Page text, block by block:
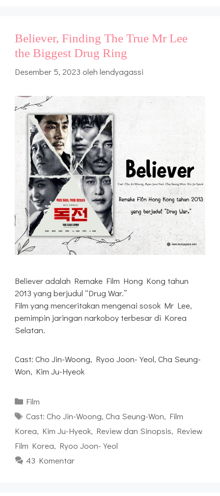
Believer, Finding The True Mr Lee
the Biggest Drug Ring
Desember 5, 2023 oleh lendyagassi
Believer adalah Remake Film Hong Kong tahun
2013 yang berjudul “Drug War.”
Film yang menceritakan mengenai sosok Mr Lee,
pemimpin jaringan narkoboy terbesar di Korea
Selatan.
Cast: Cho Jin-Woong, Ryoo Joon-Yeol, Cha Seung-
Won, Kim Ju-Hyeok
Kategori
Film
Tag
Cast: Cho Jin-Woong,Cha Seung-Won, Film
Korea, Kim Ju-Hyeok, Review dan Sinopsis, Review
Film Korea, Ryoo Joon-Yeol
43 Komentar